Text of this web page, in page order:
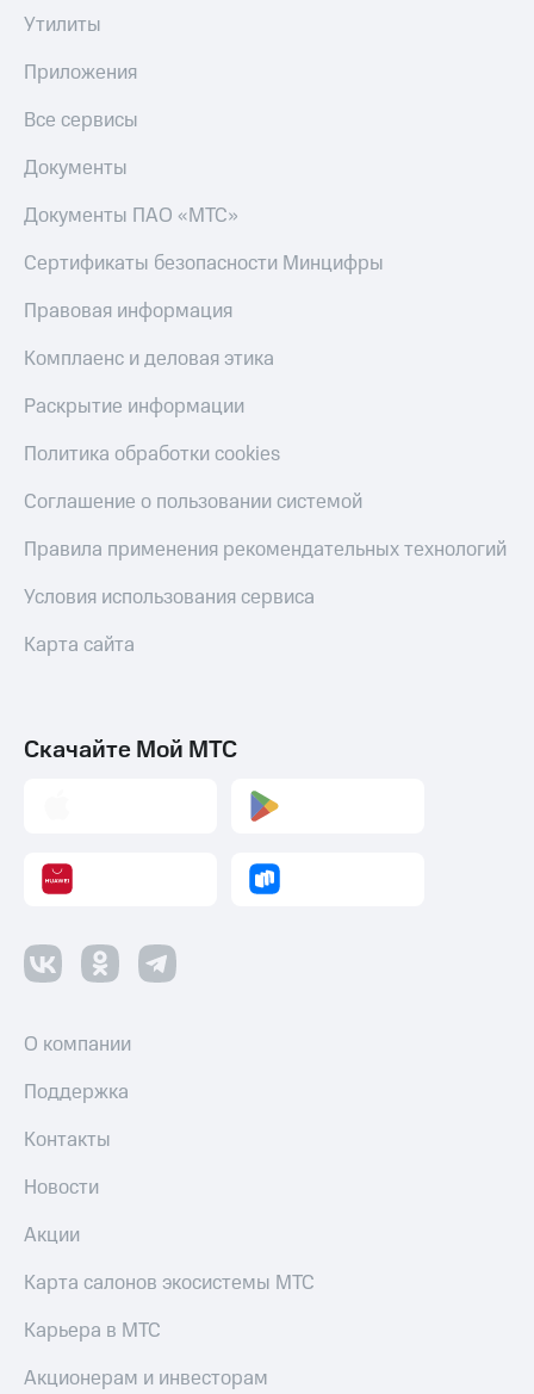
Утилиты
Приложения
Все сервисы
Документы
Документы ПАО «МТС»
Сертификаты безопасности Минцифры
Правовая информация
Комплаенс и деловая этика
Раскрытие информации
Политика обработки cookies
Соглашение о пользовании системой
Правила применения рекомендательных технологий
Условия использования сервиса
Карта сайта
Скачайте Мой МТС
О компании
Поддержка
Контакты
Новости
Акции
Карта салонов экосистемы МТС
Карьера в МТС
Акционерам и инвесторам